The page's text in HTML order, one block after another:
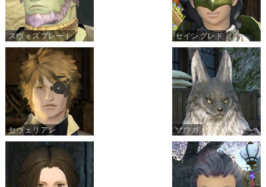
スヴォズブレート セイングレド
セヴェリアン ソウガ